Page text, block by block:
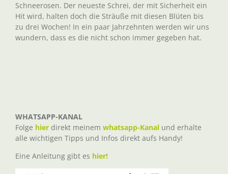
Schneerosen. Der neueste Schrei, der mit Sicherheit ein
Hit wird, halten doch die Sträuße mit diesen Blüten bis
zu drei Wochen! In ein paar Jahrzehnten werden wir uns
wundern, dass es die nicht schon immer gegeben hat.
WHATSAPP-KANAL
Folge hier direkt meinem whatsapp-Kanal und erhalte
alle wichtigen Tipps und Infos direkt aufs Handy!
Eine Anleitung gibt es hier!